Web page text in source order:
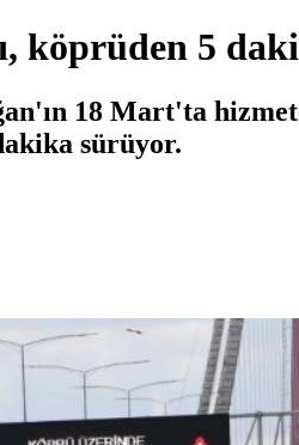
köprüden 5
18 Mart'ta
sürüyor.